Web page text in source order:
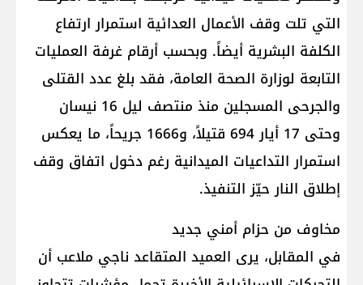
التي تلت وقف الأعمال العدائية استمرار ارتفاع
الكلفة البشرية أيضاً. وبحسب أرقام غرفة العمليات
التابعة لوزارة الصحة العامة، فقد بلغ عدد القتلى
والجرحى المسجلين منذ منتصف ليل 16 نيسان
وحتى 17 أيار 694 قتيلاً، و1666 جريحاً، ما يعكس
استمرار التداعيات الميدانية رغم دخول اتفاق وقف
إطلاق النار حيّز التنفيذ.
مخاوف من حزام أمني جديد
في المقابل، يرى العميد المتقاعد ناجي ملاعب أن